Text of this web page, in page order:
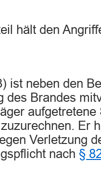
hält den
ist neben den
des Brandes
aufgetretene
Er
Verletzung
nach §